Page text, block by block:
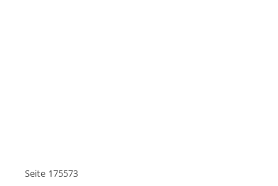
Seite 175573